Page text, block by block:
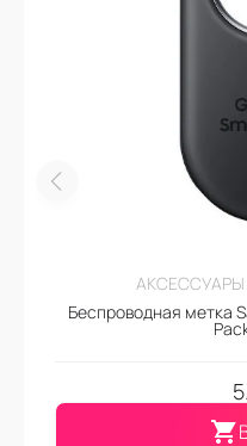
Беспроводная метка